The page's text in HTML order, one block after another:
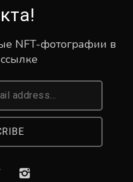
NFT-фотографии в